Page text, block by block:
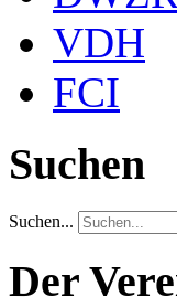
VDH
FCI
Suchen
Suchen...
Der